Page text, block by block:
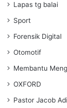
Lapas tg balai
Sport
Forensik Digital
Otomotif
Membantu
OXFORD
Pastor Jacob